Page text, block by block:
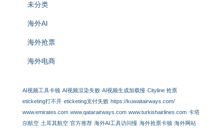
未分类
海外AI
海外抢票
海外电商
AI视频工具卡顿 AI视频渲染失败 AI视频生成加载慢 Cityline 抢票
eticketing打不开 eticketing支付失败 https://kuwaitairways.com/
www.emirates.com www.qatarairways.com www.turkishairlines.com 卡塔
尔航空 土耳其航空 官方推荐 海外AI工具访问慢 海外抢票卡顿 海外网站